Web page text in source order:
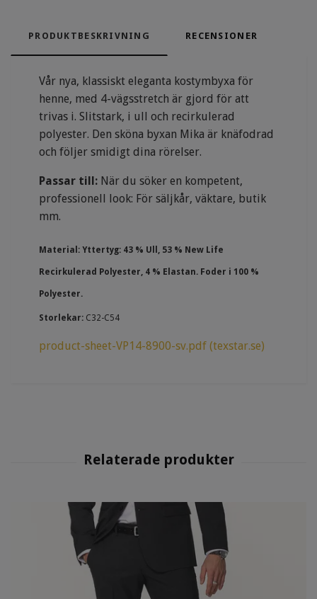
PRODUKTBESKRIVNING RECENSIONER
Vår nya, klassiskt eleganta kostymbyxa för
henne, med 4-vägsstretch är gjord för att
trivas i. Slitstark, i ull och recirkulerad
polyester. Den sköna byxan Mika är knäfodrad
och följer smidigt dina rörelser.
Passar till: När du söker en kompetent,
professionell look: För säljkår, väktare, butik
mm.
Material: Yttertyg: 43 % Ull, 53 % New Life
Recirkulerad Polyester, 4 % Elastan. Foder i 100 %
Polyester.
Storlekar: C32-C54
product-sheet-VP14-8900-sv.pdf (texstar.se)